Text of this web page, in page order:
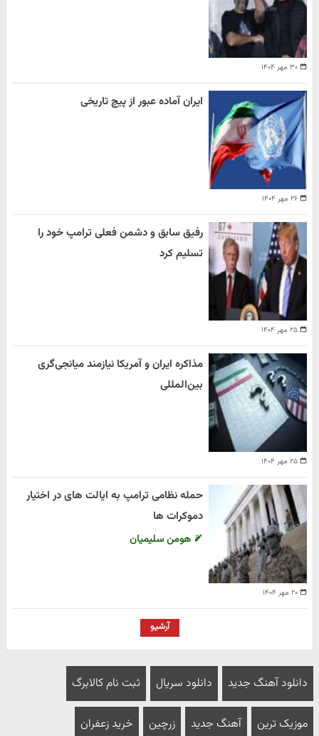
۳۰ مهر ۱۴۰۴
۲۶ مهر ۱۴۰۴
ایران آماده عبور از پیچ تاریخی
۲۵ مهر ۱۴۰۴
رفیق سابق و دشمن فعلی ترامپ خود را
تسلیم کرد
۲۵ مهر ۱۴۰۴
مذاکره ایران و آمریکا نیازمند میانجی‌گری
بین‌المللی
۲۰ مهر ۱۴۰۴
حمله نظامی ترامپ به ایالت های در اختیار
دموکرات ها
هومن سلیمیان
آرشیو
دانلود آهنگ جدید دانلود سریال ثبت نام کالابرگ
موزیک ترین آهنگ جدید زرچین خرید زعفران